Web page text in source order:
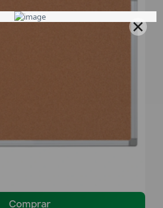
Comprar